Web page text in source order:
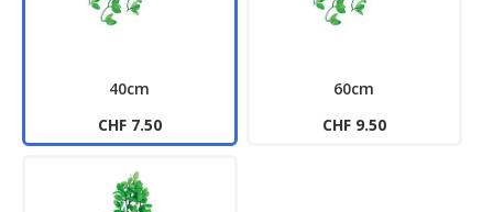
40cm
CHF 7.50
60cm
CHF 9.50